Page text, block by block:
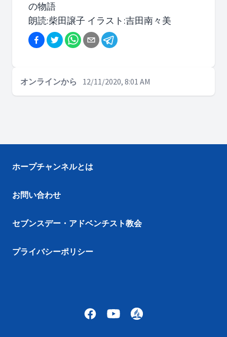
の物語
朗読:柴田譲子 イラスト:吉田南々美
オンラインから 12/11/2020, 8:01 AM
ホープチャンネルとは
お問い合わせ
セブンスデー・アドベンチスト教会
プライバシーポリシー